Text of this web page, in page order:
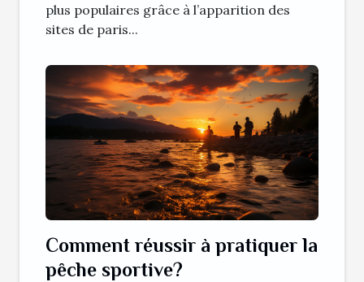
plus populaires grâce à l’apparition des
sites de paris...
Comment réussir à pratiquer la
pêche sportive?